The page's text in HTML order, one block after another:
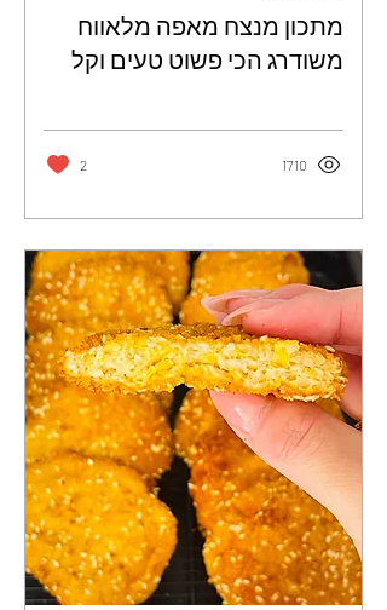
מתכון מנצח מאפה מלאווח
משודרג הכי פשוט טעים וקל
1710
2